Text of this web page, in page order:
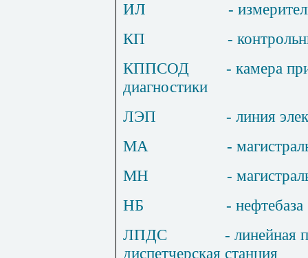
ИЛ
-
КП
-
КППСОД
- камера
диагностики
ЛЭП
- линия
МА
-
МН
-
НБ
- нефтебаза
ЛПДС
- линейная
диспетчерская станция